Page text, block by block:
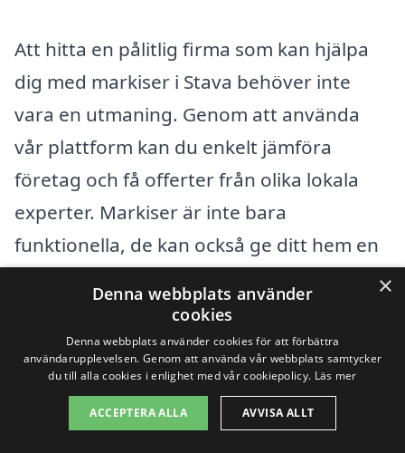
Att hitta en pålitlig firma som kan hjälpa
dig med markiser i Stava behöver inte
vara en utmaning. Genom att använda
vår plattform kan du enkelt jämföra
företag och få offerter från olika lokala
experter. Markiser är inte bara
funktionella, de kan också ge ditt hem en
behöver en markis för din terrass,
balkong eller fönster, finns det många
alternativ tillgängliga.
Förutom Stava finns det flera närliggande
×
Denna webbplats använder
cookies
Denna webbplats använder cookies för att förbättra
användarupplevelsen. Genom att använda vår webbplats samtycker
du till alla cookies i enlighet med vår cookiepolicy. Läs mer
ACCEPTERA ALLA AVVISA ALLT